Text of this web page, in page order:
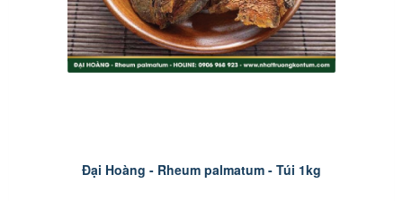
Đại Hoàng - Rheum palmatum - Túi 1kg